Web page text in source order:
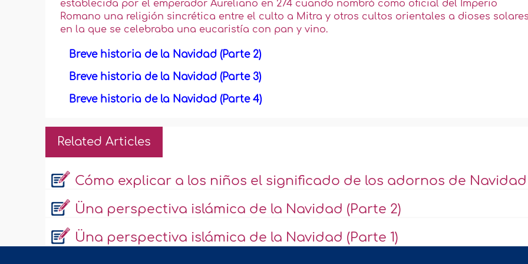
establecida por el emperador Aureliano en 274 cuando nombró como oficial del Imperio
Romano una religión sincrética entre el culto a Mitra y otros cultos orientales a dioses
en la que se celebraba una eucaristía con pan y vino.
Breve historia de la Navidad (Parte 2)
Breve historia de la Navidad (Parte 3)
Breve historia de la Navidad (Parte 4)
Related Articles
Cómo explicar a los niños el significado de los adornos de Navidad
Üna perspectiva islámica de la Navidad (Parte 2)
Üna perspectiva islámica de la Navidad (Parte 1)